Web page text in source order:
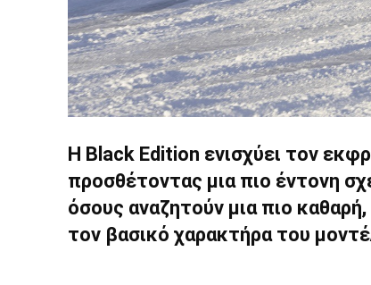
Η Black Edition ενισχύει τον
προσθέτοντας μια πιο έντονη
όσους αναζητούν μια πιο
τον βασικό χαρακτήρα του